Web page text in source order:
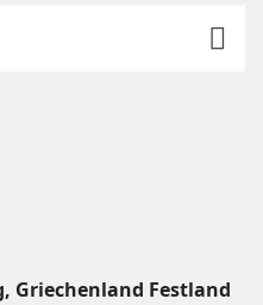
Griechenland Festland